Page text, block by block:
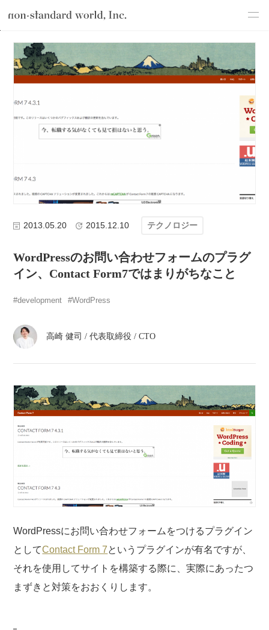
about
csr
service
recruit
atelier
english
ブログ WordPressのお問い合わせフォー
2013.05.20 2015.12.10 テクノロジー
WordPressのお問い合わせフォームのプラグ
イン、Contact Form7ではまりがちなこと
development WordPress
高崎 健司 /代表取締役 / CTO
WordPressにお問い合わせフォームをつけるプラグイン
としてContact Form 7というプラグインが有名ですが、
それを使用してサイトを構築する際に、実際にあったつ
まずきと対策をおおくりします。